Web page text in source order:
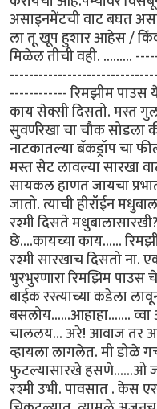
असाइनमेंटची वाट बघत
ला तू खूप हुशार आहेस /
मिळेल तीची वही. .........
------------ रिमझीम पाउस
काय सेक्सी दिसतो. मस्त
सुवर्णरेखा चा चौक सोडला
नाटकातल्या बॅकड्रॉप चा
मस्त सेट लावल्या सारखा
सायकल हाणत जायचा
जातो. त्याची हीरॉईन
रश्मी दिसते
छे....कायच्या काय......
रश्मी सारखाच दिसतो ना.
भुरभुरणारा रिमझिम पाउस
बाईक रस्त्याच्या कडेला
बसलोय......आहाहा.......
चाललय... अरे! आवाज तर
व्हायला लागलेत. मी डोळे
फुटल्यासारखे हसणे......ओ
रश्मी उभी. पावसात . केस